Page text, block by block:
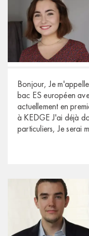
Bonjour, Je
bac ES européen
actuellement en
à KEDGE J'ai déjà
particuliers, Je serai